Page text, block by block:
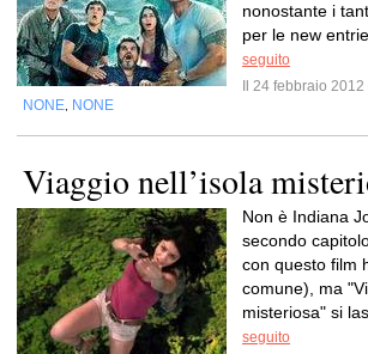
nonostante i
per le new
seguito
Il 24 febbraio
NONE NONE
Viaggio nell’isola
Non è Indiana
secondo
con questo film
comune), ma
misteriosa" si
seguito